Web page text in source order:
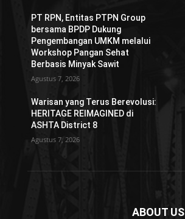
PT RPN, Entitas PTPN Group
bersama BPDP Dukung
Pengembangan UMKM melalui
Workshop Pangan Sehat
Berbasis Minyak Sawit
Agustus 7, 2026
Warisan yang Terus Berevolusi:
HERITAGE REIMAGINED di
ASHTA District 8
Agustus 7, 2026
ABOUT US